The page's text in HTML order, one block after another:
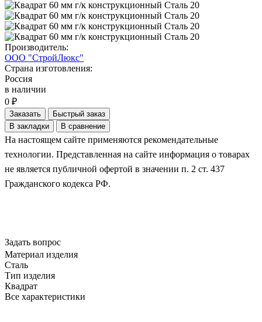
Производитель:
ООО "СтройЛюкс"
Страна изготовления:
Россия
в наличии
0 ₽
Заказать
Быстрый заказ
В закладки
В сравнение
На настоящем сайте применяются рекомендательные
технологии. Представленная на сайте информация о товарах
не является публичной офертой в значении п. 2 ст. 437
Гражданского кодекса РФ.
Задать вопрос
Материал изделия
Сталь
Тип изделия
Квадрат
Все характеристики